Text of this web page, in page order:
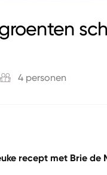
4 personen
recept met Brie de